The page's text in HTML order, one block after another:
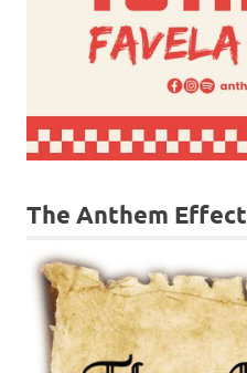
The Anthem Effect